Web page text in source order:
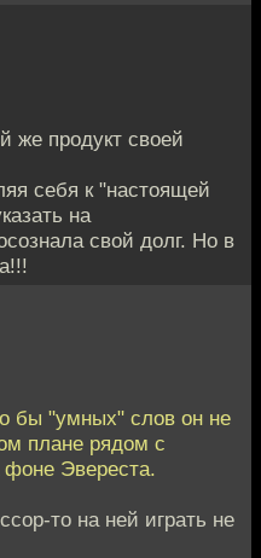
же продукт своей
себя к "настоящей
на
свой долг. Но в
бы "умных" слов он не
плане рядом с
Эвереста.
то на ней играть не